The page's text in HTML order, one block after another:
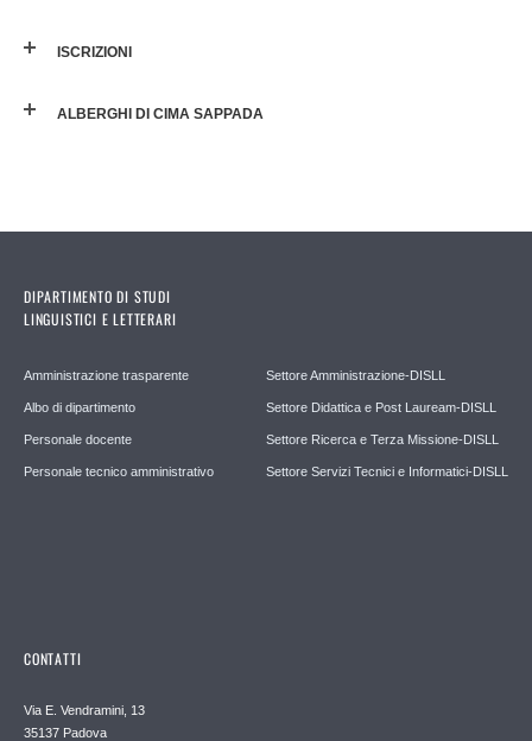
ISCRIZIONI
ALBERGHI DI CIMA SAPPADA
DIPARTIMENTO DI STUDI
LINGUISTICI E LETTERARI
Amministrazione trasparente
Albo di dipartimento
Personale docente
Personale tecnico amministrativo
Settore Amministrazione-DISLL
Settore Didattica e Post Lauream-DISLL
Settore Ricerca e Terza Missione-DISLL
Settore Servizi Tecnici e Informatici-DISLL
CONTATTI
Via E. Vendramini, 13
35137 Padova